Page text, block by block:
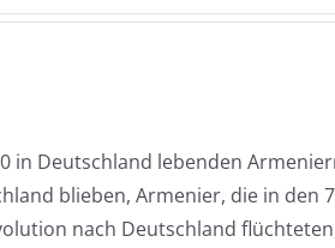
in Deutschland lebenden
blieben, Armenier, die in den
nach Deutschland